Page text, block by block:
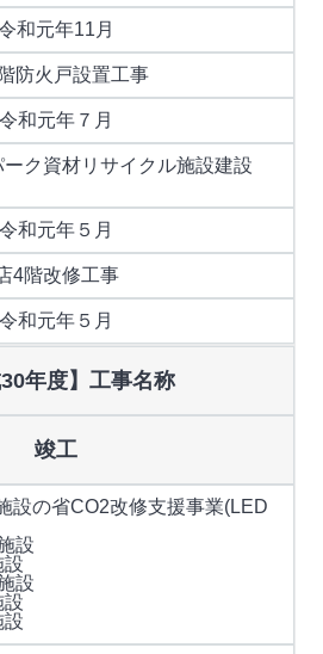
和元年11月
防火戸設置工事
令和元年７月
ク資材リサイクル施設建設
令和元年５月
4階改修工事
令和元年５月
30年度】工事名称
竣工
設の省CO2改修支援事業(LED
設
設